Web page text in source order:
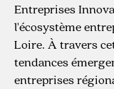
Entreprises
l'écosystème
Loire. À travers
tendances
entreprises